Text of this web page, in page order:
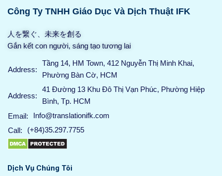
Công Ty TNHH Giáo Dục Và Dịch Thuật IFK
人を繋ぐ、未来を創る
Gắn kết con người, sáng tạo tương lai
Address:
Tầng 14, HM Town, 412 Nguyễn Thị Minh Khai,
Phường Bàn Cờ, HCM
Address:
41 Đường 13 Khu Đô Thị Vạn Phúc, Phường Hiệp
Bình, Tp. HCM
Email:
Info@translationifk.com
Call:
(+84)35.297.7755
Dịch Vụ Chúng Tôi